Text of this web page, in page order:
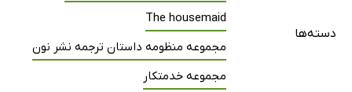
دسته‌ها
The housemaid
مجموعه منظومه داستان ترجمه نشر نون
مجموعه خدمتکار